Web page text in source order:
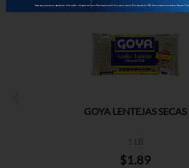
GOYA LENTEJAS SECAS
1 LB
$1.89